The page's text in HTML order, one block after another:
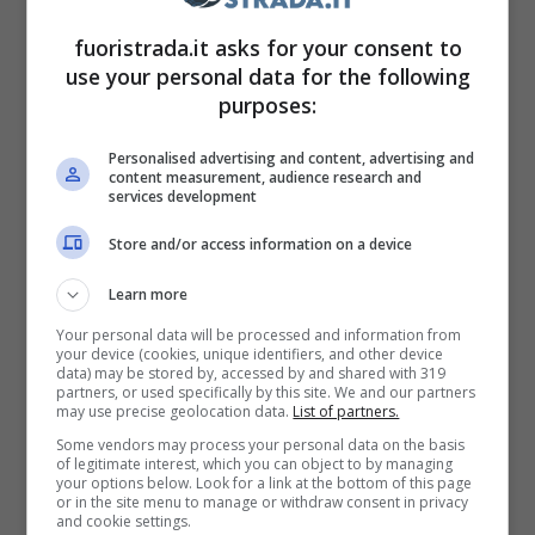
Quando la NASCAR Cup Series è tornata a
gareggiare sullo short track di 0,625 miglia
per la prima volta dal 1996. Le gare di Coppa
torneranno ancora una volta sulla pista
storica, Junior, ma perché vi saranno ancora
problemi. “Quindi spero che NASCAR e
Goodyear sappiano cosa hanno valutato. So
che sanno perché l’hanno visto –ha
affermato Earnhardt – S pero solo che in
fuoristrada.it asks for your consent to
use your personal data for the following
purposes:
Personalised advertising and content, advertising and
content measurement, audience research and
services development
Store and/or access information on a device
Learn more
Your personal data will be processed and information from
your device (cookies, unique identifiers, and other device
data) may be stored by, accessed by and shared with 319
partners, or used specifically by this site. We and our partners
may use precise geolocation data. List of partners.
Some vendors may process your personal data on the basis
of legitimate interest, which you can object to by managing
your options below. Look for a link at the bottom of this page
or in the site menu to manage or withdraw consent in privacy
and cookie settings.